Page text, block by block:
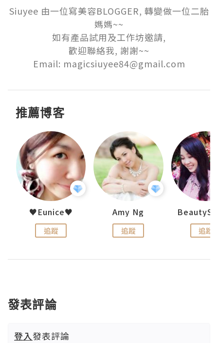
Siuyee 由一位寫美容BLOGGER, 轉變做一位二胎
媽媽~~
如有產品試用及工作坊邀請,
歡迎聯絡我, 謝謝~~
Email: magicsiuyee84@gmail.com
推薦博客
♥Eunice♥
追蹤
Amy Ng
追蹤 追蹤
發表評論
登入發表評論